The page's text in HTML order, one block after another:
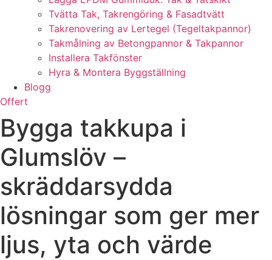
Tvätta Tak, Takrengöring & Fasadtvätt
Takrenovering av Lertegel (Tegeltakpannor)
Takmålning av Betongpannor & Takpannor
Installera Takfönster
Hyra & Montera Byggställning
Blogg
Offert
Bygga takkupa i
Glumslöv –
skräddarsydda
lösningar som ger mer
ljus, yta och värde